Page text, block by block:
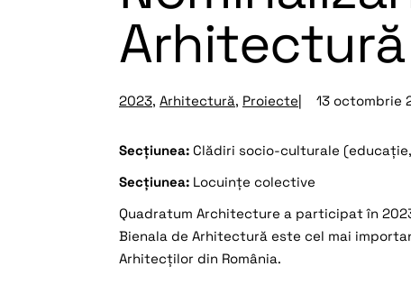
Arhitectură
2023, Arhitectură, Proiecte| 13 octombrie
Secțiunea: Clădiri socio-culturale
Secțiunea: Locuințe colective
Quadratum Architecture a participat în
Bienala de Arhitectură este cel mai
Arhitecților din România.